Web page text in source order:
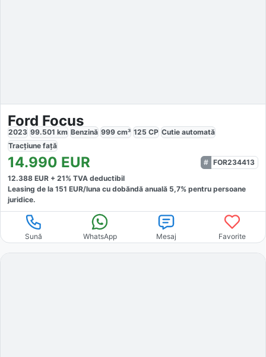
Ford Focus
2023 99.501 km Benzină 999 cm³ 125 CP Cutie automată
Tracțiune față
14.990 EUR
FOR234413
12.388 EUR + 21% TVA deductibil
Leasing de la 151 EUR/luna cu dobăndă anuală 5,7% pentru persoane
juridice.
Sună WhatsApp Mesaj Favorite